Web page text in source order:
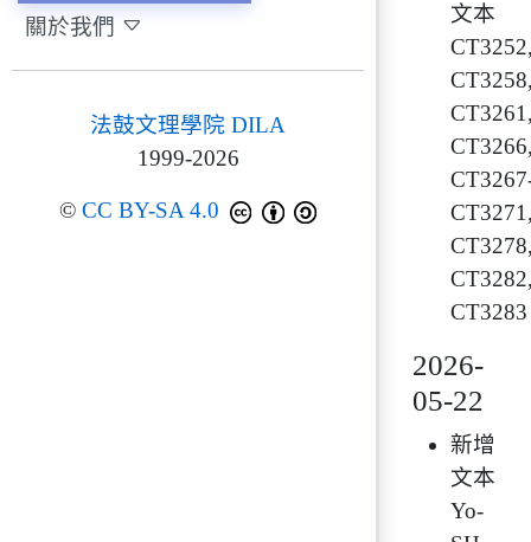
關於我們
法鼓文理學院 DILA
1999-2026
© CC BY-SA 4.0
文本
CT3283
2026-
05-22
新增
文本
Yo-